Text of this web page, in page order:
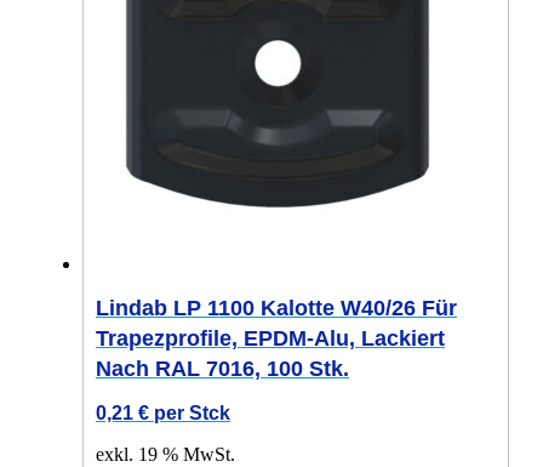
Lindab LP 1100 Kalotte W40/26 Für
Trapezprofile, EPDM-Alu, Lackiert
Nach RAL 7016, 100 Stk.
0,21 € per Stck
exkl. 19 % MwSt.